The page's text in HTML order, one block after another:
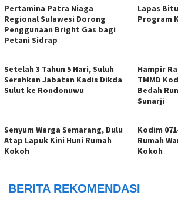
Pertamina Patra Niaga
Regional Sulawesi Dorong
Penggunaan Bright Gas bagi
Petani Sidrap
Lapas
Program
Setelah 3 Tahun 5 Hari, Suluh
Serahkan Jabatan Kadis Dikda
Sulut ke Rondonuwu
Hampir
TMMD
Bedah
Sunarji
Senyum Warga Semarang, Dulu
Atap Lapuk Kini Huni Rumah
Kokoh
Kodim
Rumah
Kokoh